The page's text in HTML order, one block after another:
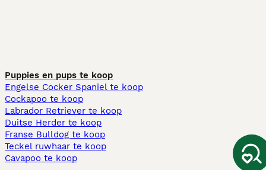
Puppies en pups te koop
Engelse Cocker Spaniel te koop
Cockapoo te koop
Labrador Retriever te koop
Duitse Herder te koop
Franse Bulldog te koop
Teckel ruwhaar te koop
Cavapoo te koop